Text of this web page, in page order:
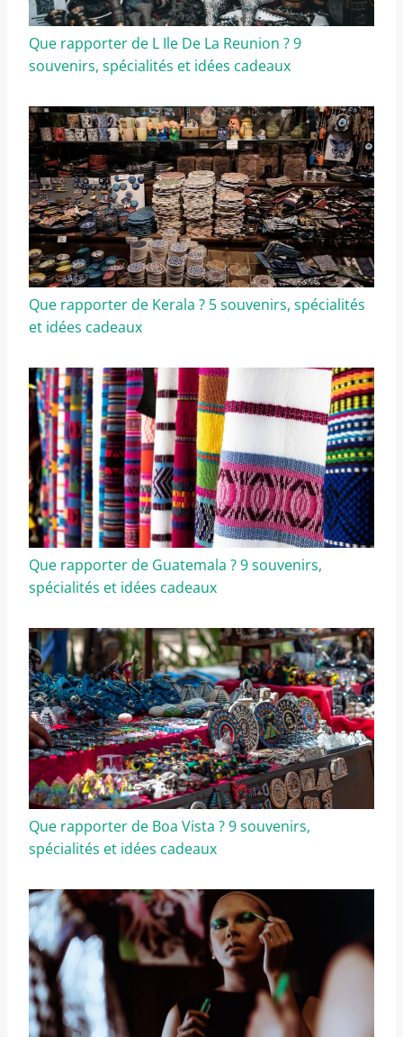
Que rapporter de L Ile De La Reunion ? 9
souvenirs, spécialités et idées cadeaux
Que rapporter de Kerala ? 5 souvenirs, spécialités
et idées cadeaux
Que rapporter de Guatemala ? 9 souvenirs,
spécialités et idées cadeaux
Que rapporter de Boa Vista ? 9 souvenirs,
spécialités et idées cadeaux